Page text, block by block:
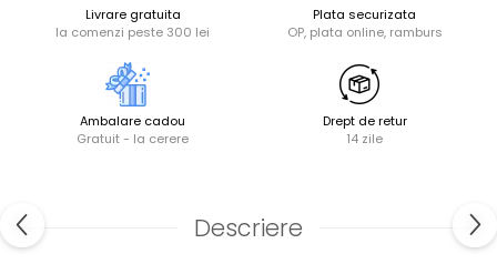
Livrare gratuita
la comenzi peste 300 lei
Plata securizata
OP, plata online, ramburs
Ambalare cadou
Gratuit - la cerere
Drept de retur
14 zile
Descriere